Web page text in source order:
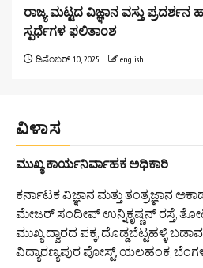
ರಾಜ್ಯ ಮಟ್ಟದ ವಿಜ್ಞಾನ ವಸ್ತು ಪ್ರದರ್ಶನ
ಸ್ಪರ್ಧೆಗಳ ಫಲಿತಾಂಶ
ಡಿಸೆಂಬರ್ 10, 2025 english
ವಿಳಾಸ
ಮುಖ್ಯ ಕಾರ್ಯನಿರ್ವಾಹಕ ಅಧಿಕಾರಿ
ಕರ್ನಾಟಕ ವಿಜ್ಞಾನ ಮತ್ತು ತಂತ್ರಜ್ಞಾನ
ಮೇಜರ್ ಸಂದೀಪ್ ಉನ್ನಿಕೃಷ್ಣನ್ ರಸ್ತೆ,
ಮುಖ್ಯ ದ್ವಾರದ ಪಕ್ಕ, ದೊಡ್ಡಬೆಟ್ಟಹಳ್ಳಿ
ವಿದ್ಯಾರಣ್ಯಪುರ ಪೋಸ್ಟ್, ಯಲಹಂಕ,